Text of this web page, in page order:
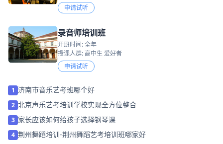
申请试听
录音师培训班
开班时间: 全年
授课人群: 高中生 爱好者
申请试听
1 济南市音乐艺考班哪个好
2 北京声乐艺考培训学校实现全方位整合
3 家长应该如何给孩子选择钢琴课
4 荆州舞蹈培训-荆州舞蹈艺考培训班哪家好